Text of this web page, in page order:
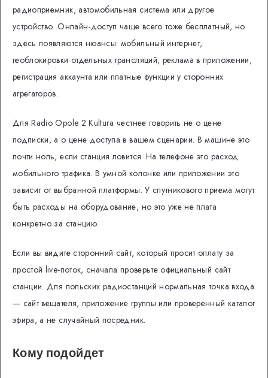
радиоприемник, автомобильная система или другое
устройство. Онлайн-доступ чаще всего тоже бесплатный, но
здесь появляются нюансы: мобильный интернет,
геоблокировки отдельных трансляций, реклама в приложении,
регистрация аккаунта или платные функции у сторонних
агрегаторов.
Для Radio Opole 2 Kultura честнее говорить не о цене
подписки, а о цене доступа в вашем сценарии. В машине это
почти ноль, если станция ловится. На телефоне это расход
мобильного трафика. В умной колонке или приложении это
зависит от выбранной платформы. У спутникового приема могут
быть расходы на оборудование, но это уже не плата
конкретно за станцию.
Если вы видите сторонний сайт, который просит оплату за
простой live-поток, сначала проверьте официальный сайт
станции. Для польских радиостанций нормальная точка входа
— сайт вещателя, приложение группы или проверенный каталог
эфира, а не случайный посредник.
Кому подойдет